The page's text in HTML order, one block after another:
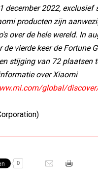
december 2022, exclusief
producten zijn
over de hele wereld. In
de vierde keer de Fortune
stijging van 72 plaatsen
over Xiaomi
global/
0